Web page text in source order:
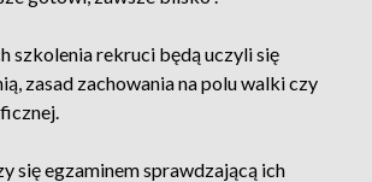
szkolenia rekruci będą uczyli się
zasad zachowania na polu walki czy
się egzaminem sprawdzającą ich